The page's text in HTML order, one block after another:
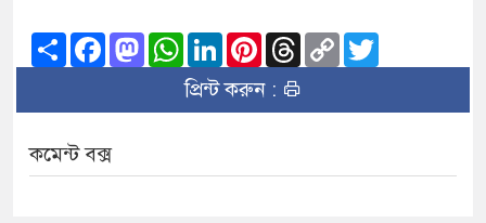
ShareFacebook
Mastodon
WhatsApp
LinkedInPinterest
Threads
Copy
Link
প্রিন্ট করুন :
কমেন্ট বক্স